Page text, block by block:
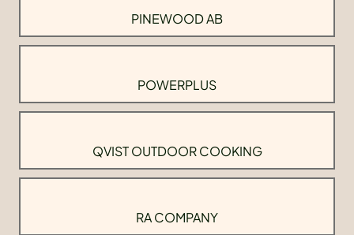
PINEWOOD AB
POWERPLUS
QVIST OUTDOOR COOKING
RA COMPANY